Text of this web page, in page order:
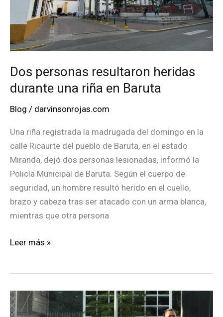
000
alumnos
Dos personas resultaron heridas
durante una riña en Baruta
Blog / darvinsonrojas.com
Una riña registrada la madrugada del domingo en la
calle Ricaurte del pueblo de Baruta, en el estado
Miranda, dejó dos personas lesionadas, informó la
Policía Municipal de Baruta. Según el cuerpo de
seguridad, un hombre resultó herido en el cuello,
brazo y cabeza tras ser atacado con un arma blanca,
mientras que otra persona
Dos
durante
una
Leer más »